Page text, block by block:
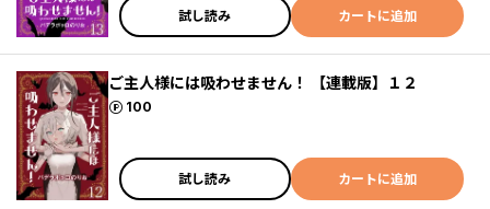
試し読み カートに追加
ご主人様には吸わせません！ 【連載版】１２
100
ポイント
試し読み カートに追加